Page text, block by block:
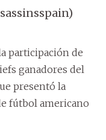
participación de
ganadores del
presentó la
fútbol americano